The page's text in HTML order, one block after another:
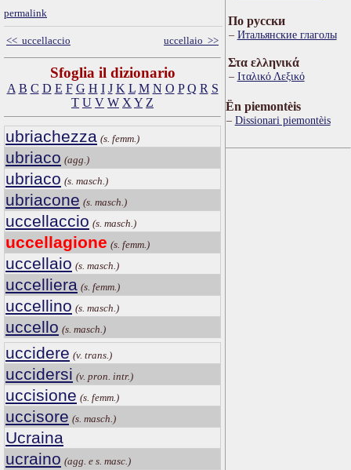
permalink
<< uccellaccio uccellaio >>
Sfoglia il dizionario
A B C D E F G H I J K L M N O P Q R S
T U V W X Y Z
ubriachezza (s. femm.)
ubriaco (agg.)
ubriaco (s. masch.)
ubriacone (s. masch.)
uccellaccio (s. masch.)
uccellagione (s. femm.)
uccellaio (s. masch.)
uccelliera (s. femm.)
uccellino (s. masch.)
uccello (s. masch.)
uccidere (v. trans.)
uccidersi (v. pron. intr.)
uccisione (s. femm.)
uccisore (s. masch.)
Ucraina
ucraino (agg. e s. masc.)
По русски
Итальянские глаголы
Στα ελληνικά
Ιταλικό Λεξικό
Ën piemontèis
Dissionari piemontèis